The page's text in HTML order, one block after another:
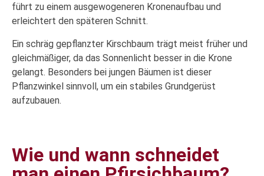
führt zu einem ausgewogeneren Kronenaufbau und
erleichtert den späteren Schnitt.
Ein schräg gepflanzter Kirschbaum trägt meist früher und
gleichmäßiger, da das Sonnenlicht besser in die Krone
gelangt. Besonders bei jungen Bäumen ist dieser
Pflanzwinkel sinnvoll, um ein stabiles Grundgerüst
aufzubauen.
Wie und wann schneidet